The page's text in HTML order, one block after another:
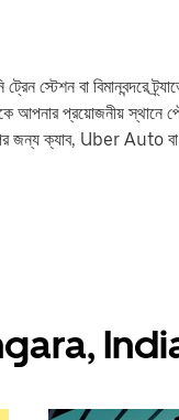
বা বিমানবন্দরে
প্রয়োজনীয় স্থানে
জন্য ক্যাব, Uber Auto